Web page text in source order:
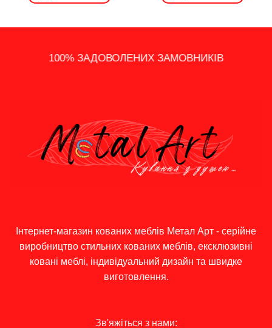
100% ЗАДОВОЛЕНИХ ЗАМОВНИКІВ
ІНДИВІДУАЛЬНИЙ ПІДХІД
ШВИДКА ДОСТАВКА ПО УКРАЇНІ
ГРОШЕЙ
ПОДАРУНКИ, АКЦІЇ ТА ЗНИЖКИ
Інтернет-магазин кованих меблів Метал Арт - серійне
виробництво стильних кованих меблів, ексклюзивні
ковані меблі, індивідуальний дизайн та швидке
виготовлення.
Зв'яжіться з нами: